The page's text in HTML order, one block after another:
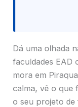
Dá uma olhada
faculdades EAD
mora em
calma, vê o que
o seu projeto